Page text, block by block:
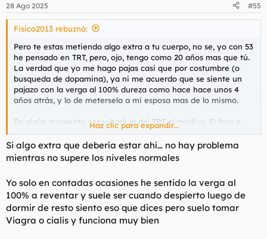
e
s
28 Ago 2025 #55
Fisico2013 rebuznó:
Pero te estas metiendo algo extra a tu cuerpo, no se, yo con 53
he pensado en TRT, pero, ojo, tengo como 20 años mas que tú.
La verdad que yo me hago pajas casi que por costumbre (o
busqueda de dopamina), ya ni me acuerdo que se siente un
pajazo con la verga al 100% dureza como hace hace unos 4
años atrás, y lo de metersela a mi esposa mas de lo mismo.
En algún momento consultaré lo del TRT al médico. El foro a
nivel general maneja edades similares a la mía, si llego al TRT y
hay cambios apreciables, abriré hilo.
Haz clic para expandir...
Si algo extra que debería estar ahí… no hay problema
mientras no supere los niveles normales
Yo solo en contadas ocasiones he sentido la verga al
100% a reventar y suele ser cuando despierto luego de
dormir de resto siento eso que dices pero suelo tomar
Viagra o cialis y funciona muy bien